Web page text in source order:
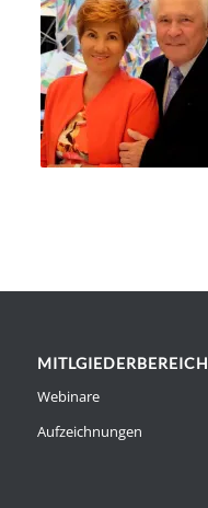
MITLGIEDERBEREICH
Webinare
Aufzeichnungen